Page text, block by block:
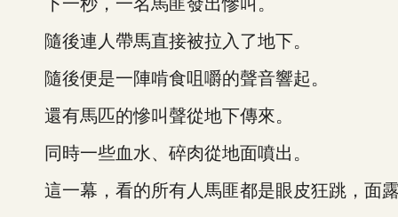
隨後連人帶馬直接被拉入了地下。
隨後便是一陣啃食咀嚼的聲音響起。
還有馬匹的慘叫聲從地下傳來。
同時一些血水、碎肉從地面噴出。
這一幕，看的所有人馬匪都是眼皮狂跳，面